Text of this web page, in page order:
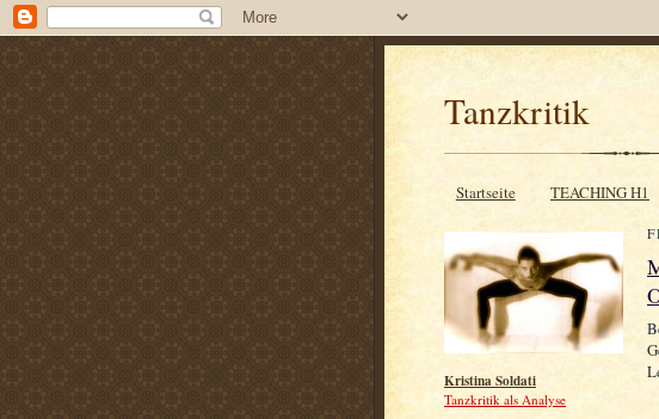
Tanzkritik
Startseite TEACHING H1
Kristina Soldati
Tanzkritik als Analyse